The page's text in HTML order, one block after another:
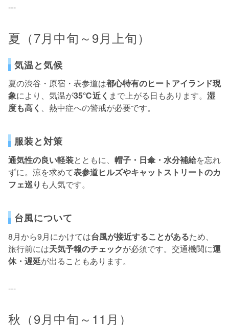
---
夏（7月中旬～9月上旬）
気温と気候
夏の渋谷・原宿・表参道は都心特有のヒートアイランド現
象により、気温が35℃近く まで上がる日もあります。 湿
度も高く 、熱中症への警戒が必要です。
服装と対策
通気性の良い軽装とともに、 帽子・日傘・水分補給を忘れ
ずに。涼を求めて表参道ヒルズやキャットストリートのカ
フェ巡り も人気です。
台風について
8月から9月にかけては台風が接近することがあるため、
旅行前には天気予報のチェックが必須です。交通機関に運
休・遅延が出ることもあります。
---
秋（9月中旬～11月）